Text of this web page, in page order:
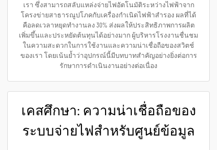
เรา ซึ่งสามารถสลับแหล่งจ่ายไฟอัตโนมัติระหว่างไฟฟ้าจาก
โครงข่ายสาธารณูปโภคกับเครื่องกำเนิดไฟฟ้าสำรอง ผลที่ได้
คือลดเวลาหยุดทำงานลง 30% ส่งผลให้ประสิทธิภาพการผลิต
เพิ่มขึ้นและประหยัดต้นทุนได้อย่างมาก ผู้บริหารโรงงานชื่นชม
ในความสะดวกในการใช้งานและความน่าเชื่อถือของสวิตช์
ของเรา โดยเน้นย้ำว่าอุปกรณ์นี้มีบทบาทสำคัญอย่างยิ่งต่อการ
รักษาการดำเนินงานอย่างต่อเนื่อง
เคสศึกษา: ความน่าเชื่อถือของ
ระบบจ่ายไฟสำหรับศูนย์ข้อมูล